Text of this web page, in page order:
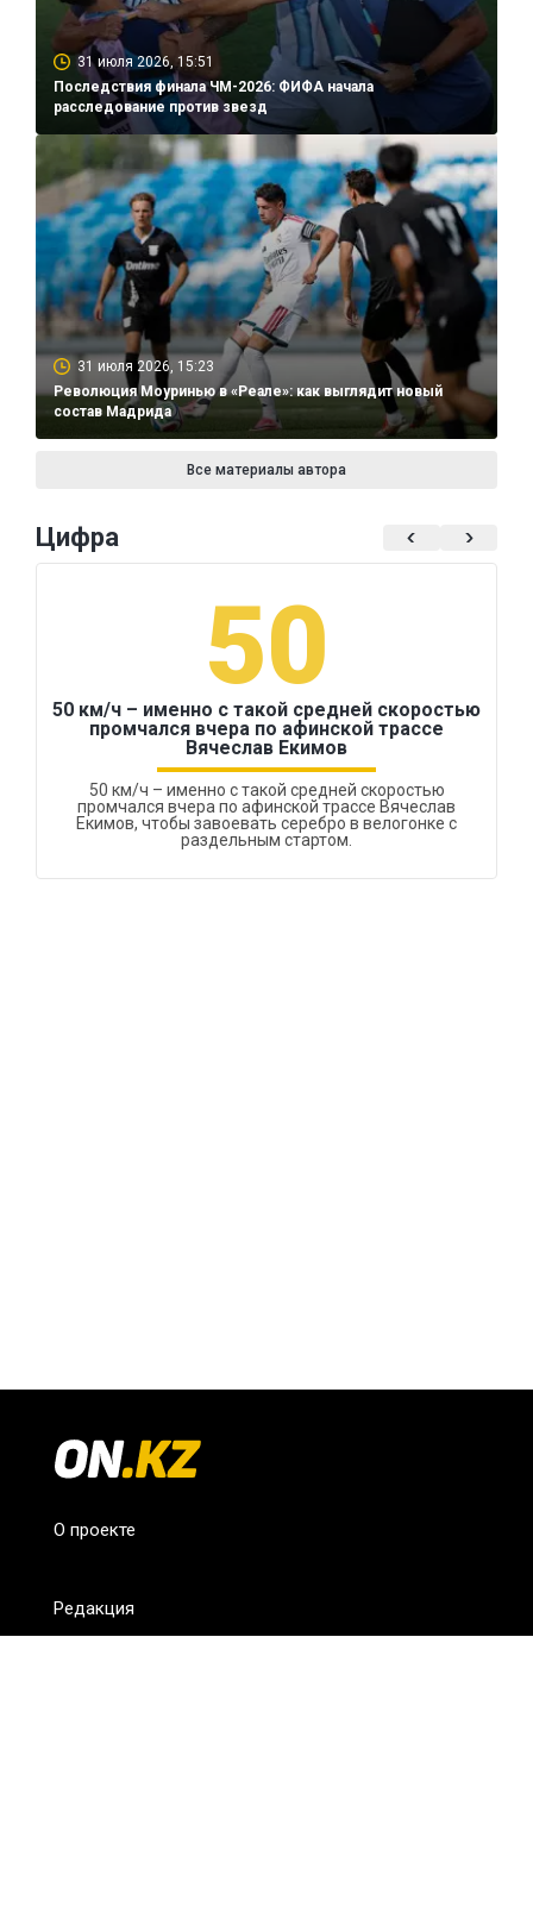
31 июля 2026, 15:51
Последствия финала ЧМ-2026: ФИФА начала
расследование против звезд
31 июля 2026, 15:23
Революция Моуринью в «Реале»: как выглядит новый
состав Мадрида
Все материалы автора
Цифра
50
50 км/ч – именно с такой средней скоростью
промчался вчера по афинской трассе
Вячеслав Екимов
50 км/ч – именно с такой средней скоростью
промчался вчера по афинской трассе Вячеслав
Екимов, чтобы завоевать серебро в велогонке с
раздельным стартом.
О проекте
Редакция